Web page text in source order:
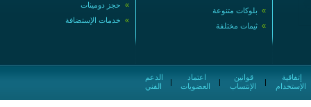
» حجز دومينات
» خدمات الإستضافة
» بلوكات متنوعة
» ثيمات مختلفة
الفني
|
العضويات
|
الإنتساب
|
الإستخدام